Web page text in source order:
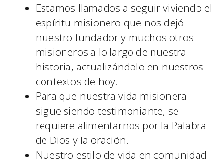
Estamos llamados a seguir viviendo el
espíritu misionero que nos dejó
nuestro fundador y muchos otros
misioneros a lo largo de nuestra
historia, actualizándolo en nuestros
contextos de hoy.
Para que nuestra vida misionera
sigue siendo testimoniante, se
requiere alimentarnos por la Palabra
de Dios y la oración.
Nuestro estilo de vida en comunidad